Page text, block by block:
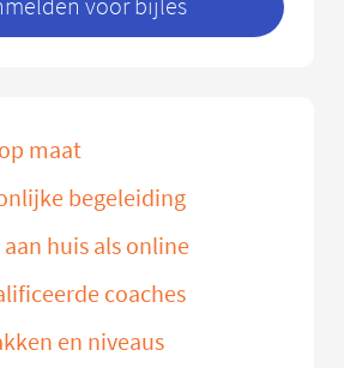
voor bijles
maat
begeleiding
huis als online
coaches
en niveaus